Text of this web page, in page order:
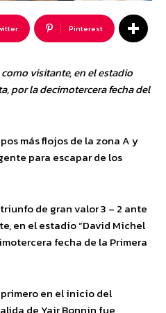
Pinterest
visitante, en el estadio
por la decimotercera fecha del
más flojos de la zona A y
para escapar de los
de gran valor 3 – 2 ante
en el estadio “David Michel
fecha de la Primera
en el inicio del